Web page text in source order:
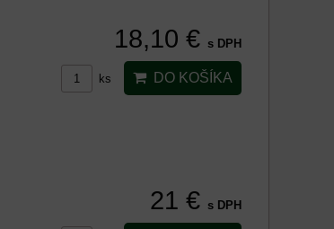
18,10 € s DPH
ks DO KOŠÍKA
21 € s DPH